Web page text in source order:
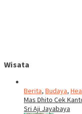
Wisata
Berita, Budaya,
Mas Dhito Cek
Sri Aji Jayabaya